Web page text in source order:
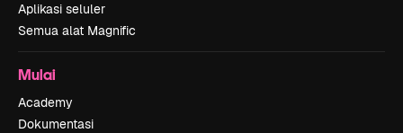
Aplikasi seluler
Semua alat Magnific
Mulai
Academy
Dokumentasi